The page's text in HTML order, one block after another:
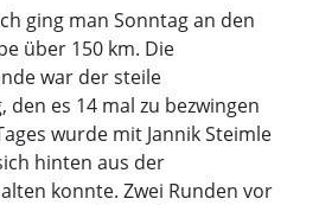
ging man Sonntag an den
über 150 km. Die
war der steile
es 14 mal zu bezwingen
wurde mit Jannik Steimle
hinten aus der
konnte. Zwei Runden vor